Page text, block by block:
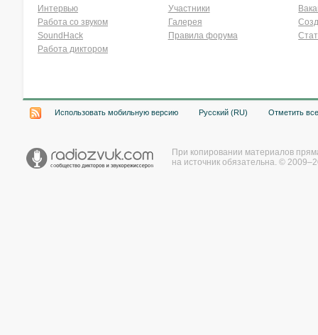
Интервью
Работа со звуком
SoundHack
Работа диктором
Участники
Галерея
Правила форума
Использовать мобильную версию Русский (RU) Отметить
При копировании материалов
на источник обязательна. ©